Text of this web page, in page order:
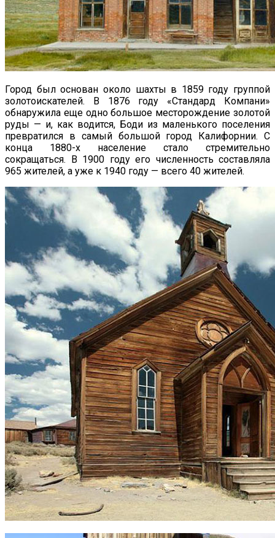
Город был основан около шахты в 1859 году группой
золотоискателей. В 1876 году «Стандард Компани»
обнаружила еще одно большое месторождение золотой
руды — и, как водится, Боди из маленького поселения
превратился в самый большой город Калифорнии. С
конца 1880-х население стало стремительно
сокращаться. В 1900 году его численность составляла
965 жителей, а уже к 1940 году — всего 40 жителей.